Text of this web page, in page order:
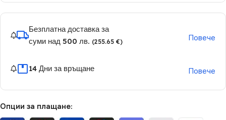
Безплатна доставка за
суми над 500 лв. (255.65 €) Повече
14 Дни за връщане Повече
Опции за плащане: